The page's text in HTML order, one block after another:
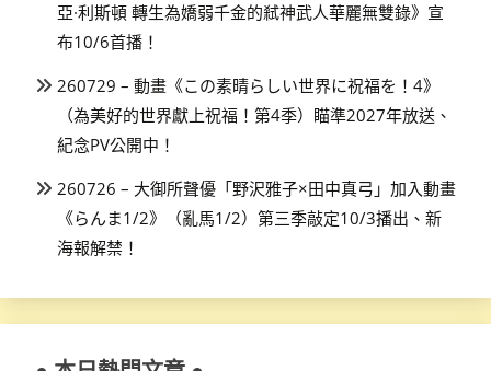
亞·利斯頓 轉生為嬌弱千金的弒神武人華麗無雙錄》宣
布10/6首播！
260729 – 動畫《この素晴らしい世界に祝福を！4》
（為美好的世界獻上祝福！第4季）瞄準2027年放送、
紀念PV公開中！
260726 – 大御所聲優「野沢雅子×田中真弓」加入動畫
《らんま1/2》（亂馬1/2）第三季敲定10/3播出、新
海報解禁！